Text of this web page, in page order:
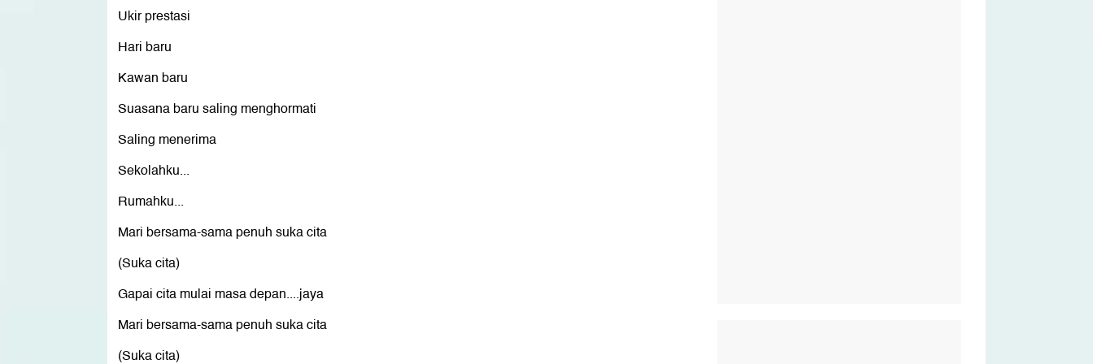
Ukir prestasi
Hari baru
Kawan baru
Suasana baru saling menghormati
Saling menerima
Sekolahku...
Rumahku...
Mari bersama-sama penuh suka cita
(Suka cita)
Gapai cita mulai masa depan....jaya
Mari bersama-sama penuh suka cita
(Suka cita)